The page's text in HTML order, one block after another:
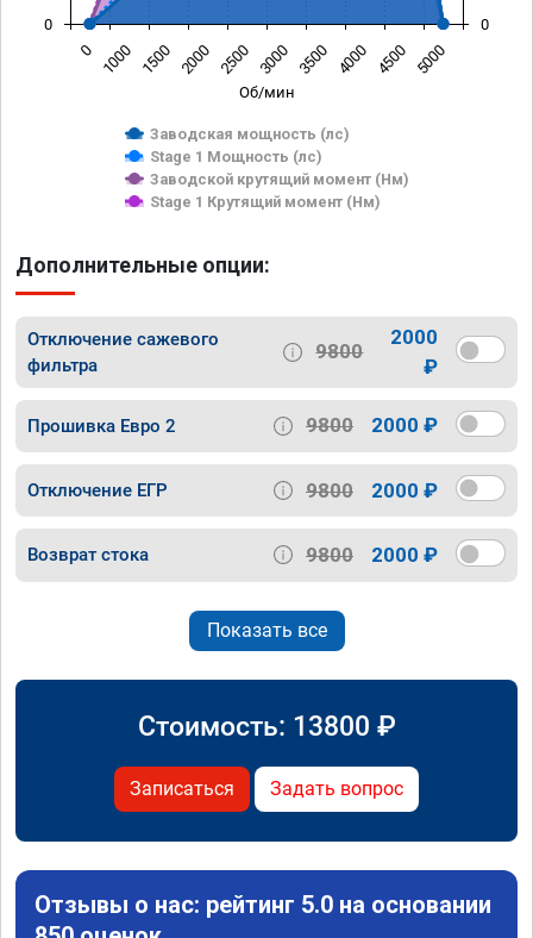
Об/мин
Заводская мощность (лс)
Stage 1 Мощность (лс)
Заводской крутящий момент (Нм)
Stage 1 Крутящий момент (Нм)
0 1000 1500 2000 2500 3000 3500 4000 4500 5000
0 0
Дополнительные опции:
Отключение сажевого
фильтра
9800
2000
₽
Прошивка Евро 2 9800 2000 ₽
Отключение ЕГР 9800 2000 ₽
Возврат стока 9800 2000 ₽
Показать все
Стоимость: 13800 ₽
Записаться Задать вопрос
Отзывы о нас: рейтинг 5.0 на основании